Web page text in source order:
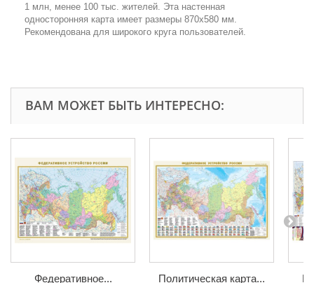
1 млн, менее 100 тыс. жителей. Эта настенная
односторонняя карта имеет размеры 870х580 мм.
Рекомендована для широкого круга пользователей.
ВАМ МОЖЕТ БЫТЬ ИНТЕРЕСНО:
Федеративное... Политическая карта...